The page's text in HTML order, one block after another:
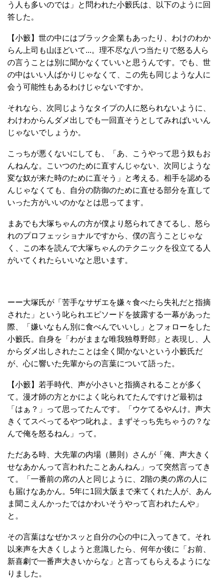
う人も多いのでは」と問われた小籔氏は、以下のように回
答した。
【小籔】世の中にはブラック企業もあったり、わけのわか
らん上司も山ほどいて...。理不尽な八つ当たりで怒る人ら
の言うことは別に聞かなくていいと思うんです。でも、世
の中はいい人ばかりじゃなくて、この先も同じような人に
会う可能性もあるわけじゃないですか。
それなら、次同じようなタイプの人に怒られないように、
わけわからんダメ出しでも一回直そうとしてみればいいん
じゃないでしょうか。
こっちが悪くないにしても、「あ、こうやって思う奴もお
んねんな。こいつのために直すんじゃない、次同じような
変な奴が来た時のために直そう」と考える。相手を認める
んじゃなくても、自分の防御のために直せる部分を直して
いった方がいいのかなとは思ってます。
まあでも大塚ちゃんの方が僕より怒られてきてるし、怒ら
れのプロフェッショナルですから、僕の言うことじゃな
く、この本を読んで大塚ちゃんのテクニックを役立てる人
がいてくれたらいいなと思います。
ーー大塚氏が「苦手なサザエを嫌々食べたら失礼だと指摘
された」という叱られエピソードを披露する一幕があった
際、「嫌いなもん別に食べんでいいし」とフォローをした
小籔氏。自身を「わがままな唯我独尊野郎」と表現し、人
からダメ出しされたことは全く聞かないという小籔氏だ
が、心に響いた先輩からの言葉について語った。
【小籔】若手時代、声が小さいと指摘されることが多く
て。漫才師の方とかによく叱られてたんですけど最初は
「はぁ？」って思ってたんです。「ウケてるやんけ。声大
きくてスベってるやつ叱れよ。まずそっち先ちゃうの？な
んで俺を怒るねん」って。
ただある時、大先輩の内場（勝則）さんが「俺、声大きく
せなあかんって言われたことあんねん」って突然言ってき
て。「一番前の席の人と同じように、2階の奥の席の人に
も届けなあかん。5年に1回大阪まで来てくれた人が、あん
ま聞こえんかったではかわいそうやって言われたんや」
と。
その言葉はなぜかスッと自分の心の中に入ってきて。それ
以来声を大きくしようと意識したら、何年か後に「お前、
新喜劇で一番声大きいからな」と言ってもらえるようにな
りました。